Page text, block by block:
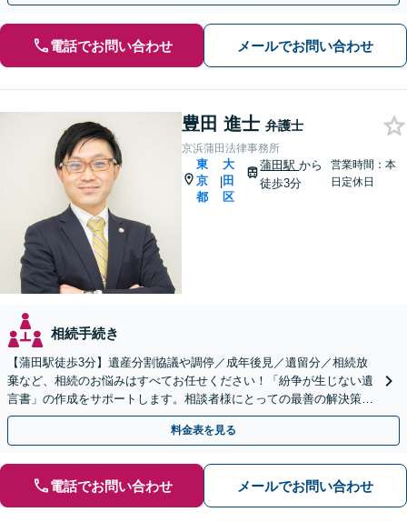
電話でお問い合わせ メールでお問い合わせ
豊田 進士 弁護士
京浜蒲田法律事務所
東
京
都
|
大
田
区
蒲田駅から
徒歩3分
営業時間：本
日定休日
相続手続き
【蒲田駅徒歩3分】遺産分割協議や調停／成年後見／遺留分／相続放
棄など、相続のお悩みはすべてお任せください！「紛争が生じない遺
言書」の作成をサポートします。相談者様にとっての最善の解決策を
ご提案いたします。
料金表を見る
電話でお問い合わせ メールでお問い合わせ